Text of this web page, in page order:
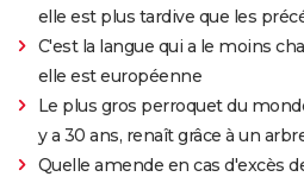
elle est plus tardive que les
C'est la langue qui a le moins
elle est européenne
Le plus gros perroquet du
y a 30 ans, renaît grâce à un
Quelle amende en cas d'excès